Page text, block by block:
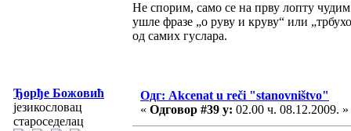
Не спорим, само се на прву лопту
ушле фразе „о руву и круву“ или
од самих гуслара.
Ђорђе Божовић
језикословац
староседелац
Одг: Akcenat u reči "stanovništvo"
« Одговор #39 у: 02.00 ч. 08.12.2009. »